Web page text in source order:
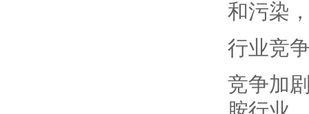
和污染
行业竞
竞争加